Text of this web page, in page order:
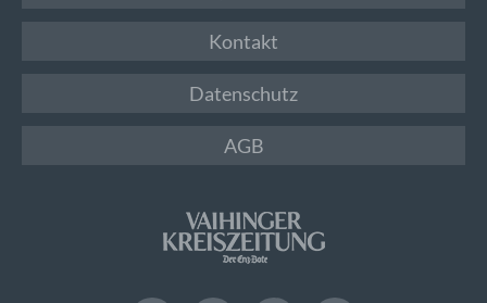
Kontakt
Datenschutz
AGB